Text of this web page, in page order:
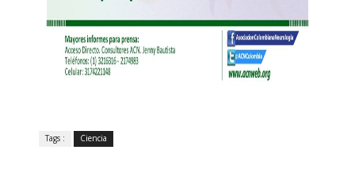
Tags : Ciencia